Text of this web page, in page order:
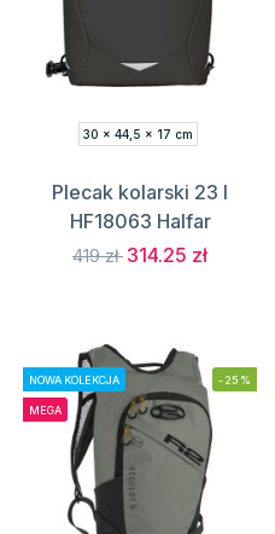
30 x 44,5 x 17 cm
Plecak kolarski 23 l
HF18063 Halfar
419 zł 314.25 zł
NOWA KOLEKCJA
MEGA
-25%